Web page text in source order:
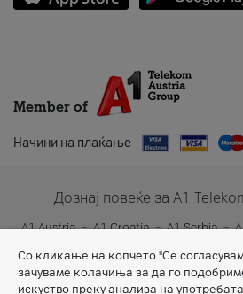
Member of
Начини на плаќање
Дознај повеќе за A1
A1 Austria A1 Croatia A1 Serbia
Со кликање на копчето "Се
зачуваме колачиња за да го
искуство преку анализа на